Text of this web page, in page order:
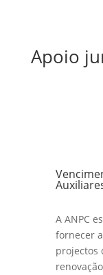
Apoio
A ANPC
fornecer
projectos